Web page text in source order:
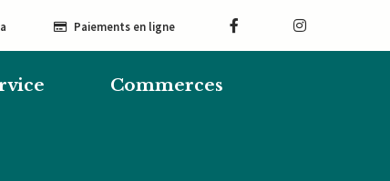
Paiements en ligne
Commerces